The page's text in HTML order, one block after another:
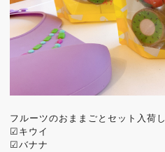
フルーツのおままごとセット入荷
☑︎キウイ
☑︎バナナ